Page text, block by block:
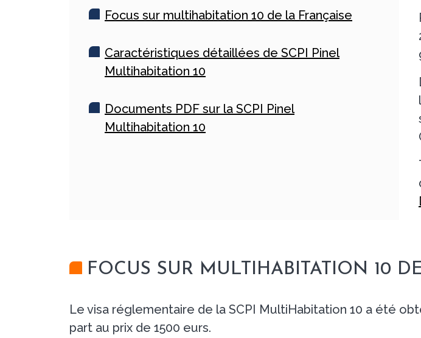
Focus sur multihabitation 10 de la Française
Caractéristiques détaillées de SCPI Pinel
Multihabitation 10
Documents PDF sur la SCPI Pinel
Multihabitation 10
FOCUS SUR MULTIHABITATION 10
Le visa réglementaire de la SCPI MultiHabitation 10 a été
part au prix de 1500 eurs.